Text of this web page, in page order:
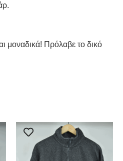
μοναδικά! Πρόλαβε το δικό